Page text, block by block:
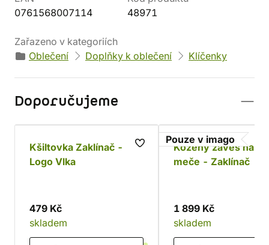
0761568007114
48971
Zařazeno v kategoriích
Oblečení
Doplňky k oblečení Klíčenky
Doporučujeme
Kšiltovka Zaklínač -
Logo Vlka
479 Kč
skladem
Pouze v imago
Kožený závěs na
meče - Zaklínač
1 899 Kč
skladem